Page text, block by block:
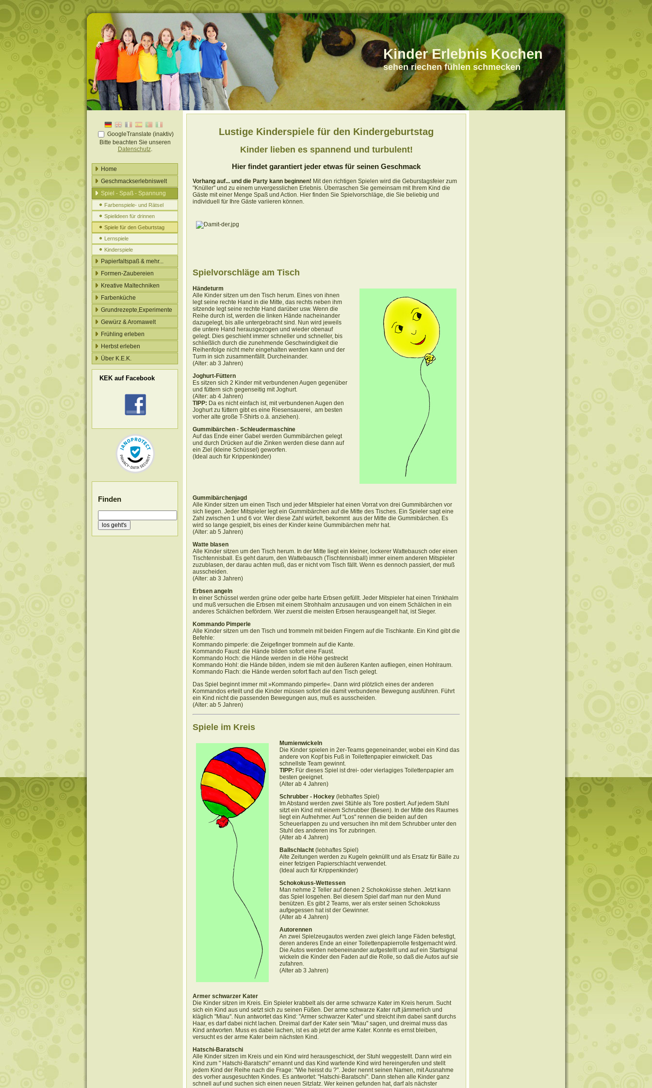
Kinder Erlebnis Kochen
sehen riechen fühlen schmecken
GoogleTranslate (inaktiv)
Bitte beachten Sie unseren
Datenschutz.
Home
Geschmackserlebniswelt
Spiel - Spaß - Spannung
Farbenspiele- und Rätsel
Spielideen für drinnen
Spiele für den Geburtstag
Lernspiele
Kinderspiele
Papierfaltspaß & mehr...
Formen-Zaubereien
Kreative Maltechniken
Farbenküche
Grundrezepte,Experimente
Gewürz & Aromawelt
Frühling erleben
Herbst erleben
Über K.E.K.
KEK auf Facebook
Finden
Lustige Kinderspiele für den Kindergeburtstag
Kinder lieben es spannend und turbulent!
Hier findet garantiert jeder etwas für seinen Geschmack
Vorhang auf... und die Party kann beginnen! Mit den richtigen Spielen wird die Geburstagsfeier zum
"Knüller" und zu einem unvergesslichen Erlebnis. Überraschen Sie gemeinsam mit Ihrem Kind die
Gäste mit einer Menge Spaß und Action. Hier finden Sie Spielvorschläge, die Sie beliebig und
individuell für Ihre Gäste variieren können.
Spielvorschläge am Tisch
Händeturm
Alle Kinder sitzen um den Tisch herum. Eines von ihnen
legt seine rechte Hand in die Mitte, das rechts neben ihm
sitzende legt seine rechte Hand darüber usw. Wenn die
Reihe durch ist, werden die linken Hände nacheinander
dazugelegt, bis alle untergebracht sind. Nun wird jeweils
die untere Hand herausgezogen und wieder obenauf
gelegt. Dies geschieht immer schneller und schneller, bis
schließlich durch die zunehmende Geschwindigkeit die
Reihenfolge nicht mehr eingehalten werden kann und der
Turm in sich zusammenfällt. Durcheinander.
(Alter: ab 3 Jahren)
Joghurt-Füttern
Es sitzen sich 2 Kinder mit verbundenen Augen gegenüber
und füttern sich gegenseitig mit Joghurt.
(Alter: ab 4 Jahren)
TIPP: Da es nicht einfach ist, mit verbundenen Augen den
Joghurt zu füttern gibt es eine Riesensauerei, am besten
vorher alte große T-Shirts o.ä. anziehen).
Gummibärchen - Schleudermaschine
Auf das Ende einer Gabel werden Gummibärchen gelegt
und durch Drücken auf die Zinken werden diese dann auf
ein Ziel (kleine Schüssel) geworfen.
(Ideal auch für Krippenkinder)
Gummibärchenjagd
Alle Kinder sitzen um einen Tisch und jeder Mitspieler hat einen Vorrat von drei Gummibärchen vor
sich liegen. Jeder Mitspieler legt ein Gummibärchen auf die Mitte des Tisches. Ein Spieler sagt eine
Zahl zwischen 1 und 6 vor. Wer diese Zahl würfelt, bekommt aus der Mitte die Gummibärchen. Es
wird so lange gespielt, bis eines der Kinder keine Gummibärchen mehr hat.
(Alter: ab 5 Jahren)
Watte blasen
Alle Kinder sitzen um den Tisch herum. In der Mitte liegt ein kleiner, lockerer Wattebausch oder einen
Tischtennisball. Es geht darum, den Wattebausch (Tischtennisball) immer einem anderen Mitspieler
zuzublasen, der darau achten muß, das er nicht vom Tisch fällt. Wenn es dennoch passiert, der muß
ausscheiden.
(Alter: ab 3 Jahren)
Erbsen angeln
In einer Schüssel werden grüne oder gelbe harte Erbsen gefüllt. Jeder Mitspieler hat einen Trinkhalm
und muß versuchen die Erbsen mit einem Strohhalm anzusaugen und von einem Schälchen in ein
anderes Schälchen befördern. Wer zuerst die meisten Erbsen herausgeangelt hat, ist Sieger.
Kommando Pimperle
Alle Kinder sitzen um den Tisch und trommeln mit beiden Fingern auf die Tischkante. Ein Kind gibt die
Befehle:
Kommando pimperle: die Zeigefinger trommeln auf die Kante.
Kommando Faust: die Hände bilden sofort eine Faust.
Kommando Hoch: die Hände werden in die Höhe gestreckt
Kommando Hohl: die Hände bilden, indem sie mit den äußeren Kanten aufliegen, einen Hohlraum.
Kommando Flach: die Hände werden sofort flach auf den Tisch gelegt.
Das Spiel beginnt immer mit »Kommando pimperle«. Dann wird plötzlich eines der anderen
Kommandos erteilt und die Kinder müssen sofort die damit verbundene Bewegung ausführen. Führt
ein Kind nicht die passenden Bewegungen aus, muß es ausscheiden.
(Alter: ab 5 Jahren)
Spiele im Kreis
Mumienwickeln
Die Kinder spielen in 2er-Teams gegeneinander, wobei ein Kind das
andere von Kopf bis Fuß in Toilettenpapier einwickelt. Das
schnellste Team gewinnt.
TIPP: Für dieses Spiel ist drei- oder vierlagiges Toilettenpapier am
besten geeignet.
(Alter ab 4 Jahren)
Schrubber - Hockey (lebhaftes Spiel)
Im Abstand werden zwei Stühle als Tore postiert. Auf jedem Stuhl
sitzt ein Kind mit einem Schrubber (Besen). In der Mitte des Raumes
liegt ein Aufnehmer. Auf "Los" rennen die beiden auf den
Scheuerlappen zu und versuchen ihn mit dem Schrubber unter den
Stuhl des anderen ins Tor zubringen.
(Alter ab 4 Jahren)
Ballschlacht (lebhaftes Spiel)
Alte Zeitungen werden zu Kugeln geknüllt und als Ersatz für Bälle zu
einer fetzigen Papierschlacht verwendet.
(Ideal auch für Krippenkinder)
Schokokuss-Wettessen
Man nehme 2 Teller auf denen 2 Schokoküsse stehen. Jetzt kann
das Spiel losgehen. Bei diesem Spiel darf man nur den Mund
benützen. Es gibt 2 Teams, wer als erster seinen Schokokuss
aufgegessen hat ist der Gewinner.
(Alter ab 4 Jahren)
Autorennen
An zwei Spielzeugautos werden zwei gleich lange Fäden befestigt,
deren anderes Ende an einer Toilettenpapierrolle festgemacht wird.
Die Autos werden nebeneinander aufgestellt und auf ein Startsignal
wickeln die Kinder den Faden auf die Rolle, so daß die Autos auf sie
zufahren.
(Alter ab 3 Jahren)
Armer schwarzer Kater
Die Kinder sitzen im Kreis. Ein Spieler krabbelt als der arme schwarze Kater im Kreis herum. Sucht
sich ein Kind aus und setzt sich zu seinen Füßen. Der arme schwarze Kater ruft jämmerlich und
kläglich "Miau". Nun antwortet das Kind: "Armer schwarzer Kater" und streicht ihm dabei sanft durchs
Haar, es darf dabei nicht lachen. Dreimal darf der Kater sein "Miau" sagen, und dreimal muss das
Kind antworten. Muss es dabei lachen, ist es ab jetzt der arme Kater. Konnte es ernst bleiben,
versucht es der arme Kater beim nächsten Kind.
Hatschi-Baratschi
Alle Kinder sitzen im Kreis und ein Kind wird herausgeschickt, der Stuhl weggestellt. Dann wird ein
Kind zum " Hatschi-Baratschi" ernannt und das Kind wartende Kind wird hereingerufen und stellt
jedem Kind der Reihe nach die Frage: "Wie heisst du ?". Jeder nennt seinen Namen, mit Ausnahme
des vorher ausgesuchten Kindes. Es antwortet: "Hatschi-Baratschi". Dann stehen alle Kinder ganz
schnell auf und suchen sich einen neuen Sitzlatz. Wer keinen gefunden hat, darf als nächster